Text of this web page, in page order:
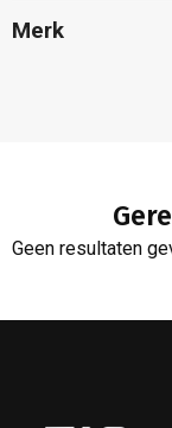
Merk
Geen resultaten